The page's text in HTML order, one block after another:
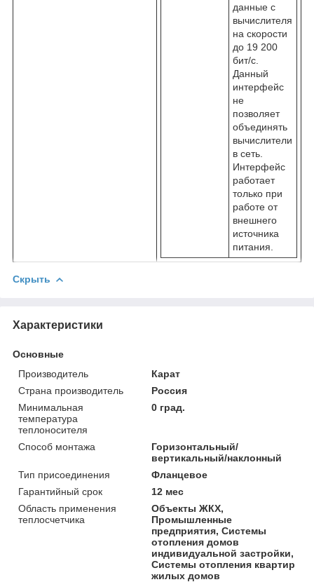
данные с
вычислителя
на скорости
до 19 200
бит/с.
Данный
интерфейс
не
позволяет
объединять
вычислители
в сеть.
Интерфейс
работает
только при
работе от
внешнего
источника
питания.
Скрыть
Характеристики
Основные
Производитель
Карат
Страна производитель
Россия
Минимальная
температура
теплоносителя
0 град.
Способ монтажа
Горизонтальный/
вертикальный/наклонный
Тип присоединения
Фланцевое
Гарантийный срок
12 мес
Область применения
теплосчетчика
Объекты ЖКХ,
Промышленные
предприятия, Системы
отопления домов
индивидуальной застройки,
Системы отопления квартир
жилых домов